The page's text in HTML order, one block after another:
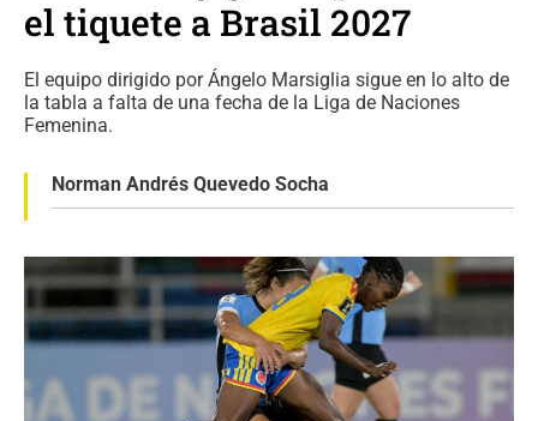
el tiquete a Brasil 2027
El equipo dirigido por Ángelo Marsiglia sigue en lo alto de
la tabla a falta de una fecha de la Liga de Naciones
Femenina.
Norman Andrés Quevedo Socha